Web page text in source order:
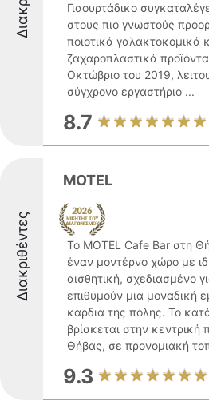
Γιαουρτάδικο
στους πιο γνωστούς
ποιοτικά γαλακτοκομικά
ζαχαροπλαστικά
Οκτώβριο του 2019,
σύγχρονο εργαστήριο ...
8.7
Διακριθέντες
MOTEL
Το MOTEL Cafe Bar στη
έναν μοντέρνο χώρο με
αισθητική, σχεδιασμένο
επιθυμούν μια μοναδική
καρδιά της πόλης. Το
βρίσκεται στην κεντρική
Θήβας, σε προνομιακή
9.3